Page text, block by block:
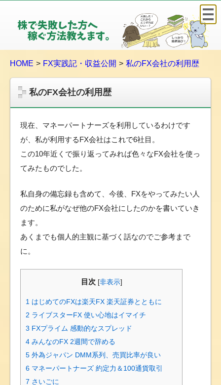
で
失
敗
し
た
方
ぐ
方
法
教
ま
HOME FX実践記・収益公開 私のFX会社の利用歴
私のFX会社の利用歴
現在、マネーパートナーズを利用しているわけです
が、私が利用するFX会社はこれで6社目。
この10年近くで振り返ってみれば色々なFX会社を使っ
てみたものでした。
私自身の備忘録も含めて、今後、FXをやってみたい人
のために私がなぜ他のFX会社にしたのかを書いていき
ます。
あくまでも個人的主観に基づく話なのでご参考まで
に。
目次 [非表示]
1 はじめてのFXは楽天FX 楽天証券とともに
2 ライブスターFX 使い心地はイマイチ
3 FXプライム 感動的なスプレッド
4 みんなのFX 2週間で辞める
5 外為ジャパン DMM系列、売買比率が良い
6 マネーパートナーズ 約定力＆100通貨取引
7 さいごに